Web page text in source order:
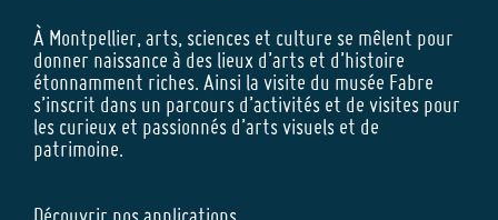
À Montpellier, arts, sciences et culture se mêlent pour
donner naissance à des lieux d’arts et d’histoire
étonnamment riches. Ainsi la visite du musée Fabre
s’inscrit dans un parcours d’activités et de visites pour
les curieux et passionnés d’arts visuels et de
patrimoine.